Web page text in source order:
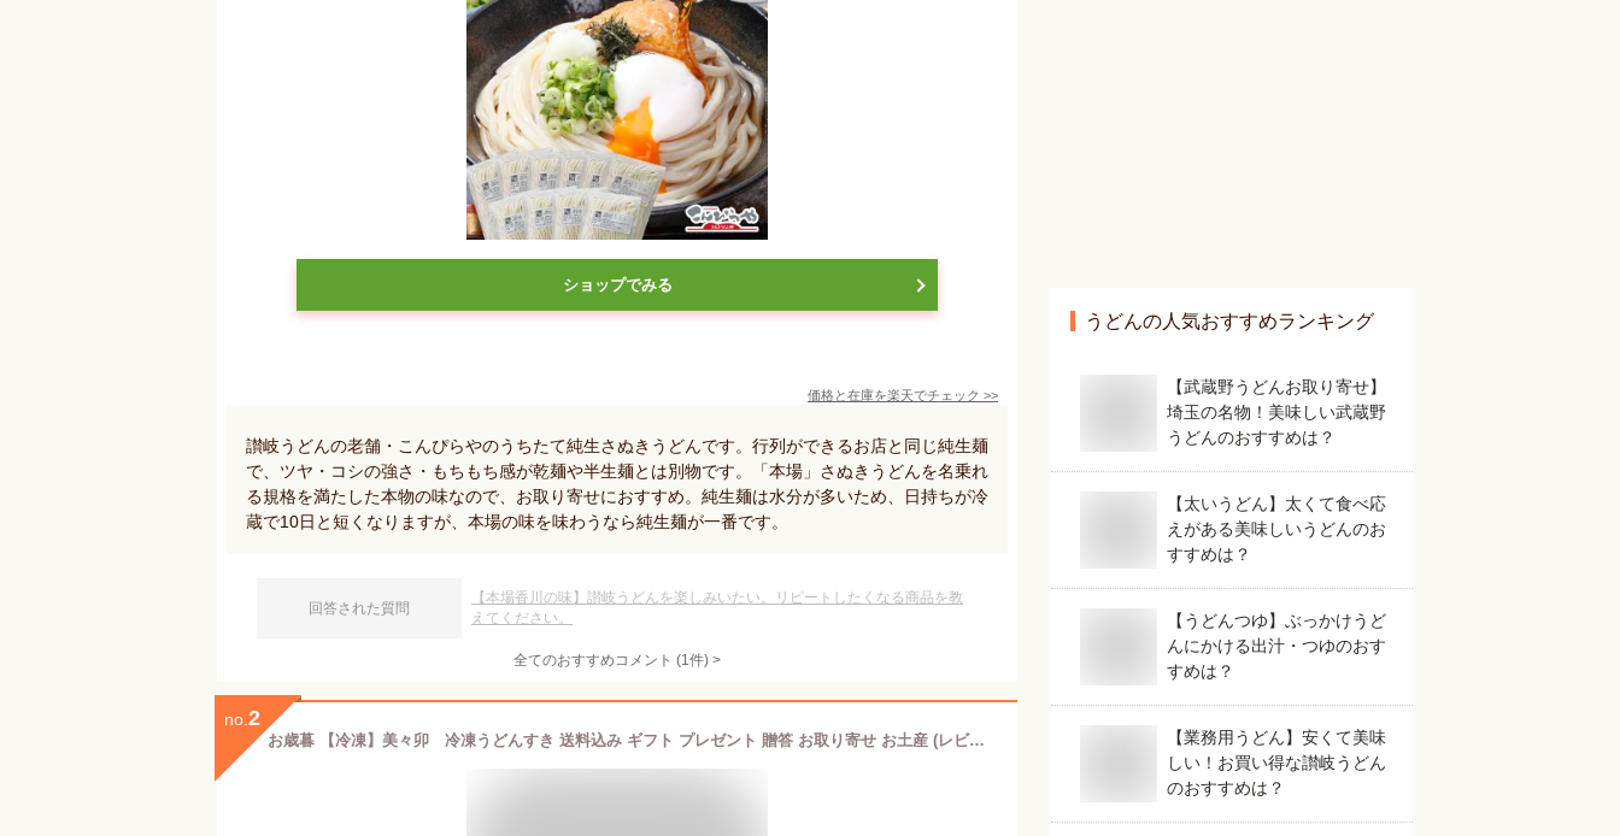
ショップでみる
価格と在庫を楽天でチェック >>
讃岐うどんの老舗・こんぴらやのうちたて純生さぬきうどんです。行列ができるお店と同じ純生麺
で、ツヤ・コシの強さ・もちもち感が乾麺や半生麺とは別物です。「本場」さぬきうどんを名乗れ
る規格を満たした本物の味なので、お取り寄せにおすすめ。純生麺は水分が多いため、日持ちが冷
蔵で10日と短くなりますが、本場の味を味わうなら純生麺が一番です。
回答された質問
【本場香川の味】讃岐うどんを楽しみいたい。リピートしたくなる商品を教
えてください。
全てのおすすめコメント (1件) >
no. 2
お歳暮 【冷凍】美々卯 冷凍うどんすき 送料込み ギフト プレゼント 贈答 お取り寄せ お土産 (レビュー記入で300円OFFクーポン配布中)
うどんの人気おすすめランキング
【武蔵野うどんお取り寄せ】
埼玉の名物！美味しい武蔵野
うどんのおすすめは？
【太いうどん】太くて食べ応
えがある美味しいうどんのお
すすめは？
【うどんつゆ】ぶっかけうど
んにかける出汁・つゆのおす
すめは？
【業務用うどん】安くて美味
しい！お買い得な讃岐うどん
のおすすめは？